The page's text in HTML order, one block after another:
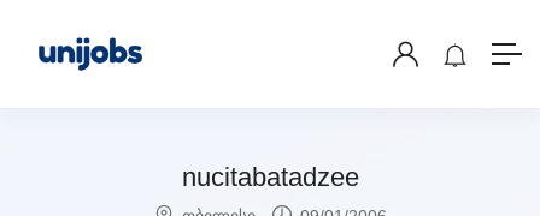
nucitabatadzee